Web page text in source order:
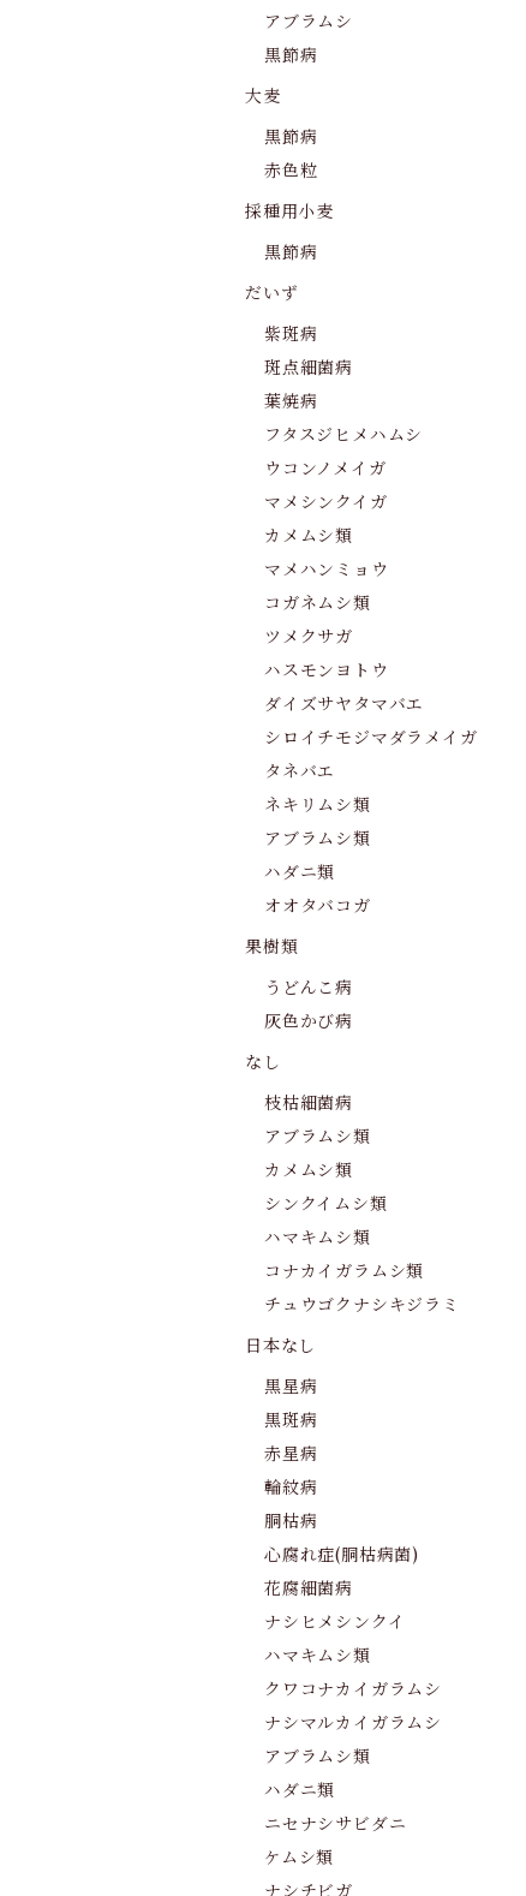
アブラムシ
黒節病
大麦
黒節病
赤色粒
採種用小麦
黒節病
だいず
紫斑病
斑点細菌病
葉焼病
フタスジヒメハムシ
ウコンノメイガ
マメシンクイガ
カメムシ類
マメハンミョウ
コガネムシ類
ツメクサガ
ハスモンヨトウ
ダイズサヤタマバエ
シロイチモジマダラメイガ
タネバエ
ネキリムシ類
アブラムシ類
ハダニ類
オオタバコガ
果樹類
うどんこ病
灰色かび病
なし
枝枯細菌病
アブラムシ類
カメムシ類
シンクイムシ類
ハマキムシ類
コナカイガラムシ類
チュウゴクナシキジラミ
日本なし
黒星病
黒斑病
赤星病
輪紋病
胴枯病
心腐れ症(胴枯病菌)
花腐細菌病
ナシヒメシンクイ
ハマキムシ類
クワコナカイガラムシ
ナシマルカイガラムシ
アブラムシ類
ハダニ類
ニセナシサビダニ
ケムシ類
ナシチビガ